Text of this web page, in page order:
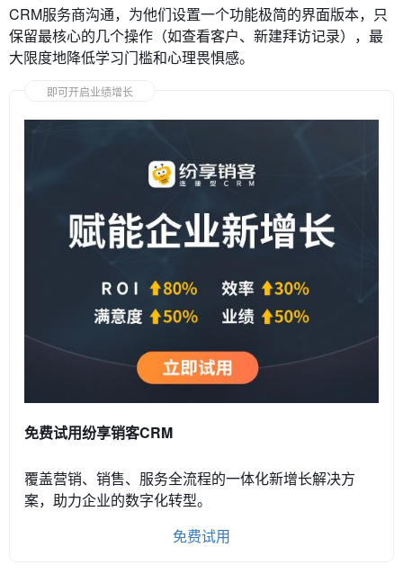
CRM服务商沟通，为他们设置一个功能极简的界面版本，只
保留最核心的几个操作（如查看客户、新建拜访记录），最
大限度地降低学习门槛和心理畏惧感。
即可开启业绩增长
免费试用纷享销客CRM
覆盖营销、销售、服务全流程的一体化新增长解决方
案，助力企业的数字化转型。
免费试用